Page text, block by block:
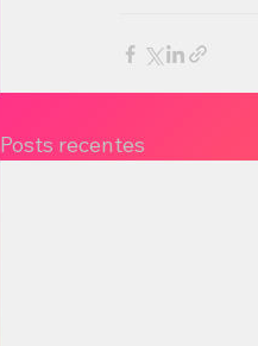
Posts recentes